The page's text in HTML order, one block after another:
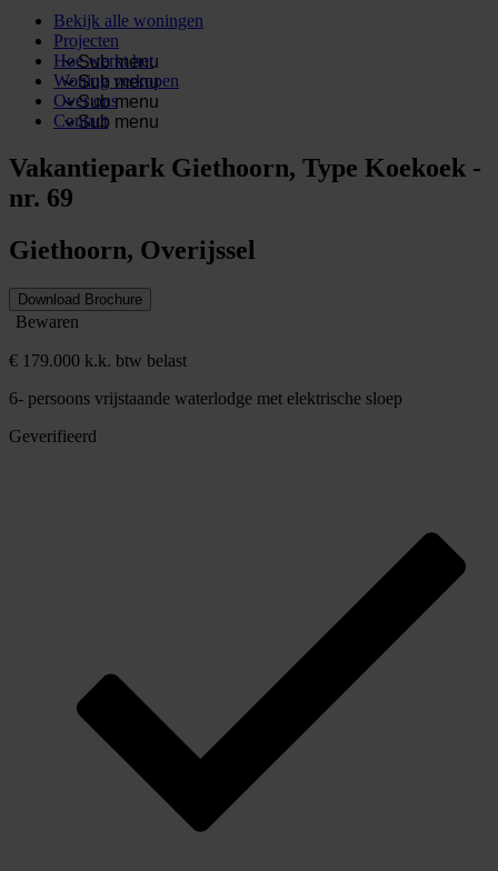
Bekijk alle woningen
Projecten
Sub menu
Hoe werkt het
Sub menu
Woning verkopen
Sub menu
Over ons
Sub menu
Contact
Vakantiepark Giethoorn, Type Koekoek -
nr. 69
Giethoorn, Overijssel
Download Brochure
Bewaren
€ 179.000 k.k. btw belast
6- persoons vrijstaande waterlodge met elektrische sloep
Geverifieerd